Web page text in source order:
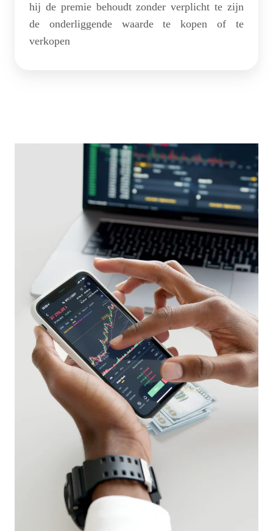
hij de premie behoudt zonder verplicht te zijn
de onderliggende waarde te kopen of te
verkopen